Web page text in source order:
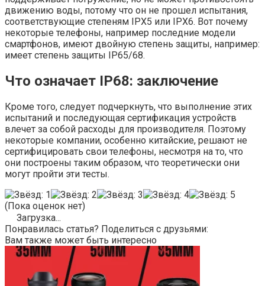
движению воды, потому что он не прошел испытания,
соответствующие степеням IPX5 или IPX6. Вот почему
некоторые телефоны, например последние модели
смартфонов, имеют двойную степень защиты, например:
имеет степень защиты IP65/68.
Что означает IP68: заключение
Кроме того, следует подчеркнуть, что выполнение этих
испытаний и последующая сертификация устройств
влечет за собой расходы для производителя. Поэтому
некоторые компании, особенно китайские, решают не
сертифицировать свои телефоны, несмотря на то, что
они построены таким образом, что теоретически они
могут пройти эти тесты.
(Пока оценок нет)
Загрузка...
Понравилась статья? Поделиться с друзьями:
Вам также может быть интересно